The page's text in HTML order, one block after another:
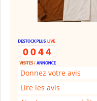
Donnez votre avis
Lire les avis